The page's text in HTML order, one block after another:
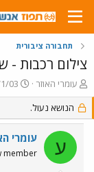
תחבורה ציבורית
צילום רכבות -
פ
ו
ת
ח
נ
עומרי האוזר
פ
ו
ס
ם
ב
ת
03
הנושא נעול.
ע עומרי
member